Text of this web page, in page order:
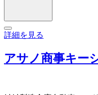
詳細を見る
アサノ商事キー